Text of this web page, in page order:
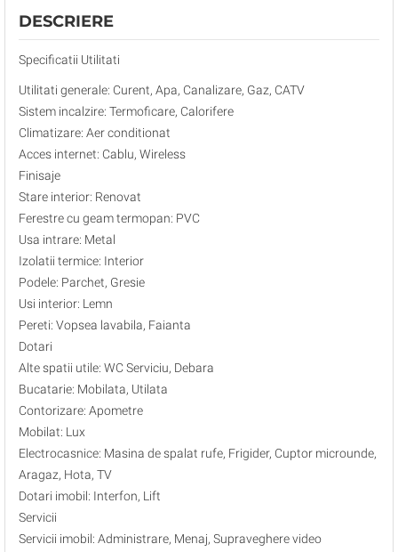
DESCRIERE
Specificatii Utilitati
Utilitati generale: Curent, Apa, Canalizare, Gaz, CATV
Sistem incalzire: Termoficare, Calorifere
Climatizare: Aer conditionat
Acces internet: Cablu, Wireless
Finisaje
Stare interior: Renovat
Ferestre cu geam termopan: PVC
Usa intrare: Metal
Izolatii termice: Interior
Podele: Parchet, Gresie
Usi interior: Lemn
Pereti: Vopsea lavabila, Faianta
Dotari
Alte spatii utile: WC Serviciu, Debara
Bucatarie: Mobilata, Utilata
Contorizare: Apometre
Mobilat: Lux
Electrocasnice: Masina de spalat rufe, Frigider, Cuptor microunde,
Aragaz, Hota, TV
Dotari imobil: Interfon, Lift
Servicii
Servicii imobil: Administrare, Menaj, Supraveghere video